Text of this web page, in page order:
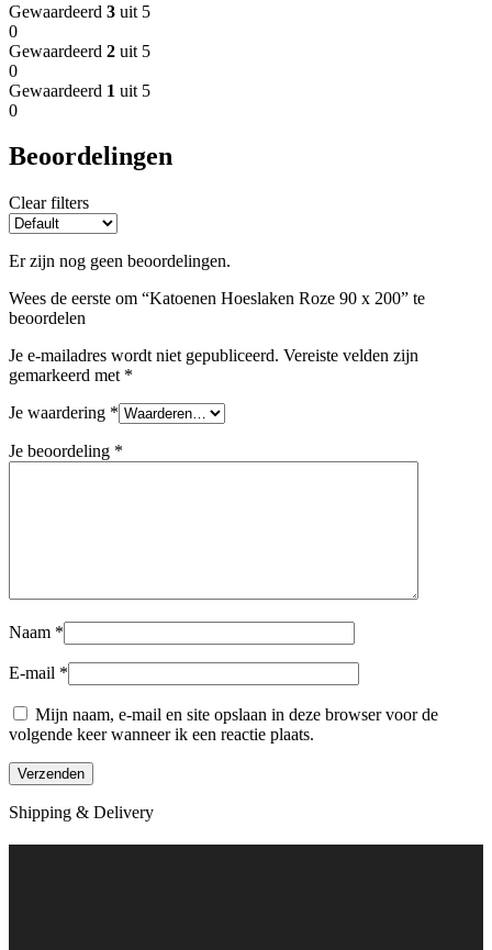
Gewaardeerd 3 uit 5
0
Gewaardeerd 2 uit 5
0
Gewaardeerd 1 uit 5
0
Beoordelingen
Clear filters
Er zijn nog geen beoordelingen.
Wees de eerste om “Katoenen Hoeslaken Roze 90 x 200” te
beoordelen
Je e-mailadres wordt niet gepubliceerd. Vereiste velden zijn
gemarkeerd met *
Je waardering *
Je beoordeling *
Naam *
E-mail *
Mijn naam, e-mail en site opslaan in deze browser voor de
volgende keer wanneer ik een reactie plaats.
Shipping & Delivery